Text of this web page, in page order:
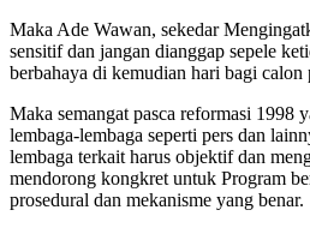
Maka Ade Wawan, sekedar
sensitif dan jangan dianggap sepele
berbahaya di kemudian hari bagi calon
Maka semangat pasca reformasi 1998
lembaga-lembaga seperti pers dan
lembaga terkait harus objektif dan
mendorong kongkret untuk Program
prosedural dan mekanisme yang benar.